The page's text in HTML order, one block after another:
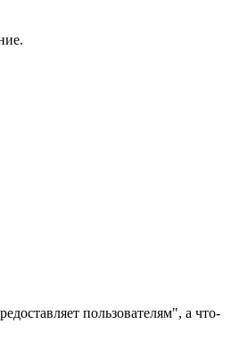
пользователям", а что-